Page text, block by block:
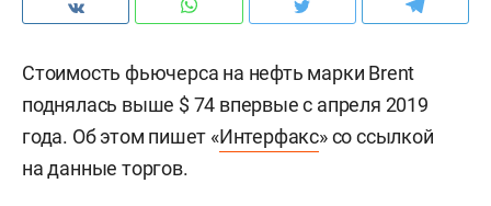
Стоимость фьючерса на нефть марки Brent
поднялась выше $ 74 впервые с апреля 2019
года. Об этом пишет «Интерфакс» со ссылкой
на данные торгов.